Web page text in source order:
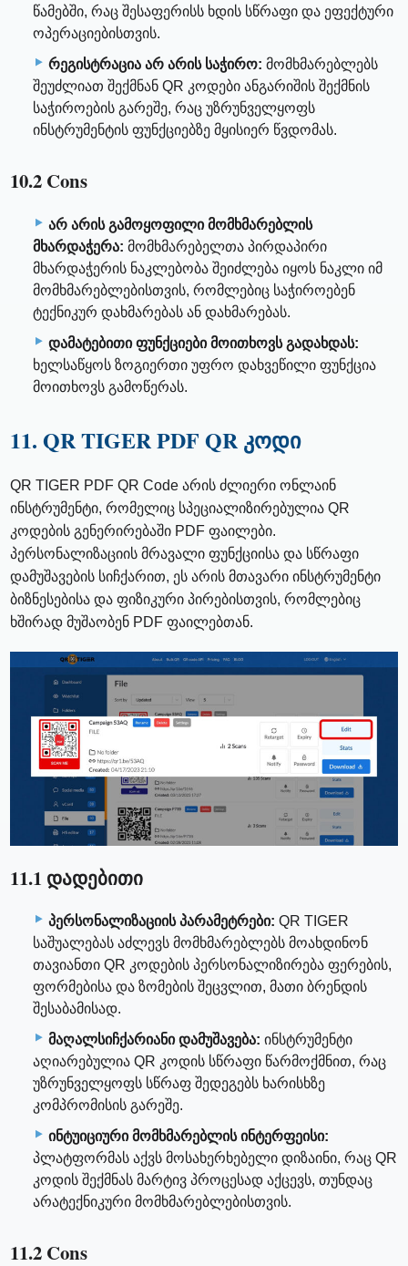
წამებში, რაც შესაფერისს ხდის სწრაფი და ეფექტური
ოპერაციებისთვის.
რეგისტრაცია არ არის საჭირო: მომხმარებლებს
შეუძლიათ შექმნან QR კოდები ანგარიშის შექმნის
საჭიროების გარეშე, რაც უზრუნველყოფს
ინსტრუმენტის ფუნქციებზე მყისიერ წვდომას.
10.2 Cons
არ არის გამოყოფილი მომხმარებლის
მხარდაჭერა: მომხმარებელთა პირდაპირი
მხარდაჭერის ნაკლებობა შეიძლება იყოს ნაკლი იმ
მომხმარებლებისთვის, რომლებიც საჭიროებენ
ტექნიკურ დახმარებას ან დახმარებას.
დამატებითი ფუნქციები მოითხოვს გადახდას:
ხელსაწყოს ზოგიერთი უფრო დახვეწილი ფუნქცია
მოითხოვს გამოწერას.
11. QR TIGER PDF QR კოდი
QR TIGER PDF QR Code არის ძლიერი ონლაინ
ინსტრუმენტი, რომელიც სპეციალიზირებულია QR
კოდების გენერირებაში PDF ფაილები.
პერსონალიზაციის მრავალი ფუნქციისა და სწრაფი
დამუშავების სიჩქარით, ეს არის მთავარი ინსტრუმენტი
ბიზნესებისა და ფიზიკური პირებისთვის, რომლებიც
ხშირად მუშაობენ PDF ფაილებთან.
11.1 დადებითი
პერსონალიზაციის პარამეტრები: QR TIGER
საშუალებას აძლევს მომხმარებლებს მოახდინონ
თავიანთი QR კოდების პერსონალიზირება ფერების,
ფორმებისა და ზომების შეცვლით, მათი ბრენდის
შესაბამისად.
მაღალსიჩქარიანი დამუშავება: ინსტრუმენტი
აღიარებულია QR კოდის სწრაფი წარმოქმნით, რაც
უზრუნველყოფს სწრაფ შედეგებს ხარისხზე
კომპრომისის გარეშე.
ინტუიციური მომხმარებლის ინტერფეისი:
პლატფორმას აქვს მოსახერხებელი დიზაინი, რაც QR
კოდის შექმნას მარტივ პროცესად აქცევს, თუნდაც
არატექნიკური მომხმარებლებისთვის.
11.2 Cons